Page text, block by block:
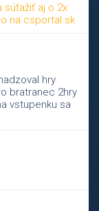
súťažiť aj o 2x
na csportal.sk
hry
bratranec 2hry
vstupenku sa